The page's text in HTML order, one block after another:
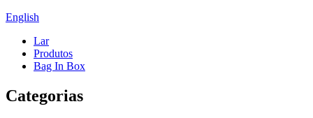
English
Lar
Produtos
Bag In Box
Categorias